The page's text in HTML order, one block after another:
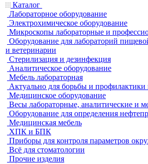
Каталог
Лабораторное оборудование
Электрохимическое оборудование
Микроскопы лабораторные и
Оборудование для лабораторий
и ветеринарии
Стерилизация и дезинфекция
Аналитическое оборудование
Мебель лабораторная
Актуально для борьбы и
Медицинское оборудование
Весы лабораторные, аналитические и
Оборудование для определения
Медицинская мебель
ХПК и БПК
Приборы для контроля параметров
Всё для стоматологии
Прочие изделия